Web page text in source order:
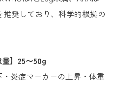
奨しており、科学的根拠の
量】25〜50g
・炎症マーカーの上昇・体重